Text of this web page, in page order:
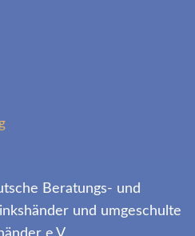
Beratungs- und
und umgeschulte